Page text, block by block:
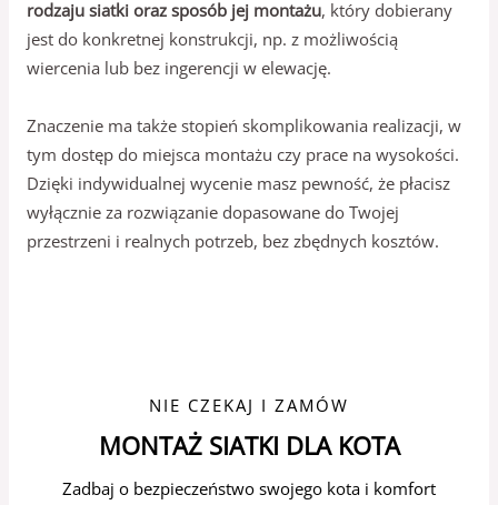
rodzaju siatki oraz sposób jej montażu, który dobierany
jest do konkretnej konstrukcji, np. z możliwością
wiercenia lub bez ingerencji w elewację.
Znaczenie ma także stopień skomplikowania realizacji, w
tym dostęp do miejsca montażu czy prace na wysokości.
Dzięki indywidualnej wycenie masz pewność, że płacisz
wyłącznie za rozwiązanie dopasowane do Twojej
przestrzeni i realnych potrzeb, bez zbędnych kosztów.
NIE CZEKAJ I ZAMÓW
MONTAŻ SIATKI DLA KOTA
Zadbaj o bezpieczeństwo swojego kota i komfort